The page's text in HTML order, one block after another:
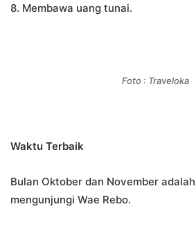
8. Membawa uang tunai.
Foto : Traveloka
Waktu Terbaik
Bulan Oktober dan November
mengunjungi Wae Rebo.